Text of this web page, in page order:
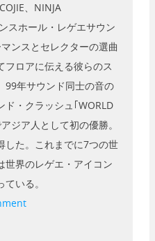
、NINJA
スホール・レゲエサウン
ンスとセレクターの選曲
フロアに伝える彼らのス
99年サウンド同士の音の
ド・クラッシュ｢WORLD
ジア人として初の優勝。
した。これまでに7つの世
世界のレゲエ・アイコン
いる。